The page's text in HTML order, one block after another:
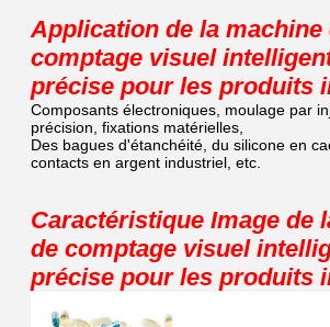
Application de la machine
comptage visuel
précise pour les produits
Composants électroniques, moulage par
précision, fixations matérielles,
Des bagues d'étanchéité, du silicone en
contacts en argent industriel, etc.
Caractéristique Image de
de comptage visuel
précise pour les produits